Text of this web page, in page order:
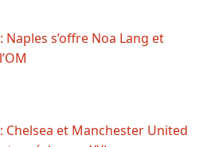
Naples s’offre Noa Lang et
Chelsea et Manchester United